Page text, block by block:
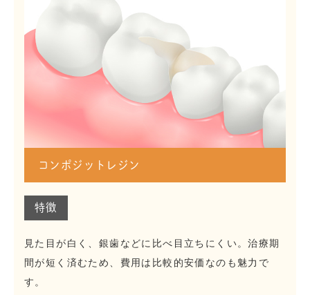
コンポジットレジン
特徴
見た目が白く、銀歯などに比べ目立ちにくい。治療期
間が短く済むため、費用は比較的安価なのも魅力で
す。